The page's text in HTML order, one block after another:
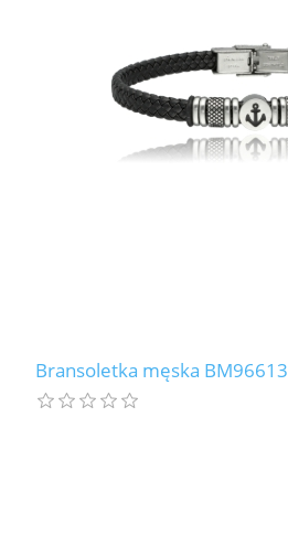
Bransoletka męska BM96613